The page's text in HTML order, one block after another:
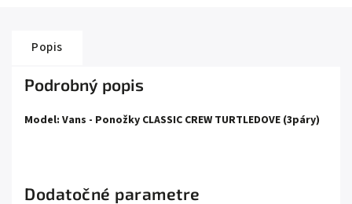
Popis
Podrobný popis
Model: Vans - Ponožky CLASSIC CREW TURTLEDOVE (3páry)
Dodatočné parametre